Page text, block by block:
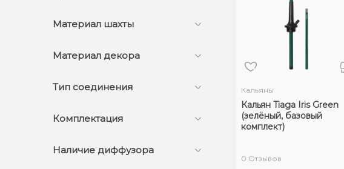
Материал шахты
Материал декора
Тип соединения
Комплектация
Наличие диффузора
Кальяны
Кальян Tiaga Iris Green
(зелёный, базовый
комплект)
0 Отзывов